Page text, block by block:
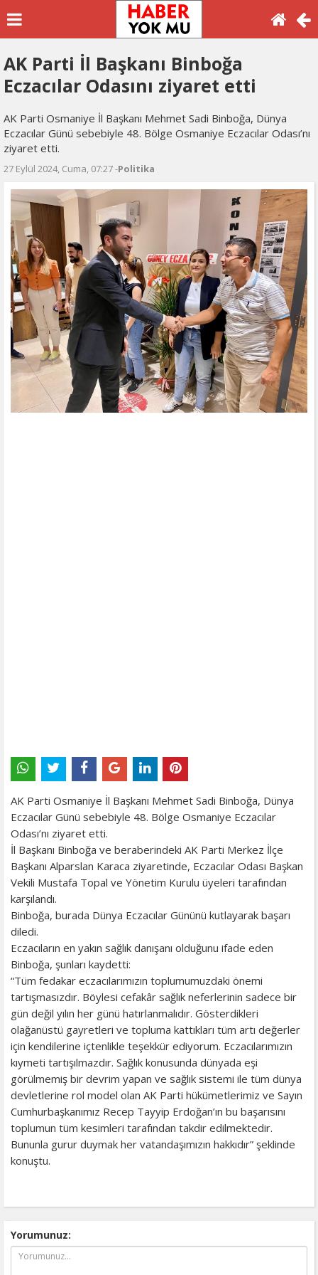
AK Parti İl Başkanı Binboğa
Eczacılar Odasını ziyaret etti
AK Parti Osmaniye İl Başkanı Mehmet Sadi Binboğa, Dünya
Eczacılar Günü sebebiyle 48. Bölge Osmaniye Eczacılar Odası’nı
ziyaret etti.
27 Eylül 2024, Cuma, 07:27 -Politika
AK Parti Osmaniye İl Başkanı Mehmet Sadi Binboğa, Dünya
Eczacılar Günü sebebiyle 48. Bölge Osmaniye Eczacılar
Odası’nı ziyaret etti.
İl Başkanı Binboğa ve beraberindeki AK Parti Merkez İlçe
Başkanı Alparslan Karaca ziyaretinde, Eczacılar Odası Başkan
Vekili Mustafa Topal ve Yönetim Kurulu üyeleri tarafından
karşılandı.
Binboğa, burada Dünya Eczacılar Gününü kutlayarak başarı
diledi.
Eczacıların en yakın sağlık danışanı olduğunu ifade eden
Binboğa, şunları kaydetti:
“Tüm fedakar eczacılarımızın toplumumuzdaki önemi
tartışmasızdır. Böylesi cefakâr sağlık neferlerinin sadece bir
gün değil yılın her günü hatırlanmalıdır. Gösterdikleri
olağanüstü gayretleri ve topluma kattıkları tüm artı değerler
için kendilerine içtenlikle teşekkür ediyorum. Eczacılarımızın
kıymeti tartışılmazdır. Sağlık konusunda dünyada eşi
görülmemiş bir devrim yapan ve sağlık sistemi ile tüm dünya
devletlerine rol model olan AK Parti hükümetlerimiz ve Sayın
Cumhurbaşkanımız Recep Tayyip Erdoğan’ın bu başarısını
toplumun tüm kesimleri tarafından takdir edilmektedir.
Bununla gurur duymak her vatandaşımızın hakkıdır” şeklinde
konuştu.
Yorumunuz: